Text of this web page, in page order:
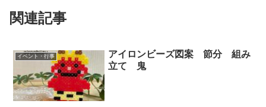
関連記事
イベント・行事
アイロンビーズ図案 節分 組み
立て 鬼